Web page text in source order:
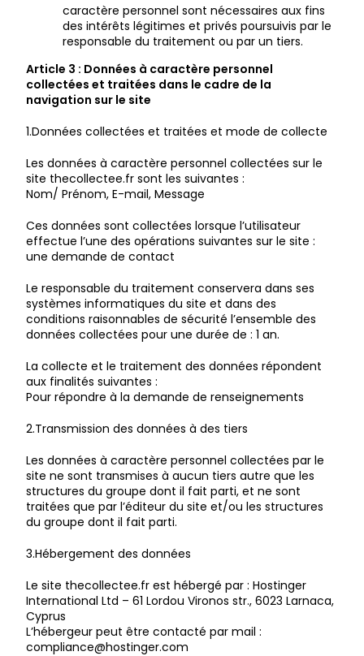
caractère personnel sont nécessaires aux fins
des intérêts légitimes et privés poursuivis par le
responsable du traitement ou par un tiers.
Article 3 : Données à caractère personnel
collectées et traitées dans le cadre de la
navigation sur le site
1.Données collectées et traitées et mode de collecte
Les données à caractère personnel collectées sur le
site thecollectee.fr sont les suivantes :
Nom/ Prénom, E-mail, Message
Ces données sont collectées lorsque l’utilisateur
effectue l’une des opérations suivantes sur le site :
une demande de contact
Le responsable du traitement conservera dans ses
systèmes informatiques du site et dans des
conditions raisonnables de sécurité l’ensemble des
données collectées pour une durée de : 1 an.
La collecte et le traitement des données répondent
aux finalités suivantes :
Pour répondre à la demande de renseignements
2.Transmission des données à des tiers
Les données à caractère personnel collectées par le
site ne sont transmises à aucun tiers autre que les
structures du groupe dont il fait parti, et ne sont
traitées que par l’éditeur du site et/ou les structures
du groupe dont il fait parti.
3.Hébergement des données
Le site thecollectee.fr est hébergé par : Hostinger
International Ltd – 61 Lordou Vironos str., 6023 Larnaca,
Cyprus
L’hébergeur peut être contacté par mail :
compliance@hostinger.com